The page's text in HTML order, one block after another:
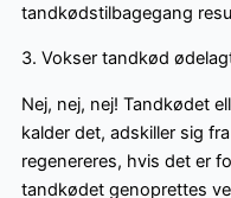
tandkødstilbagegang
3. Vokser tandkød
Nej, nej, nej! Tandkødet
kalder det, adskiller sig
regenereres, hvis det er
tandkødet genoprettes